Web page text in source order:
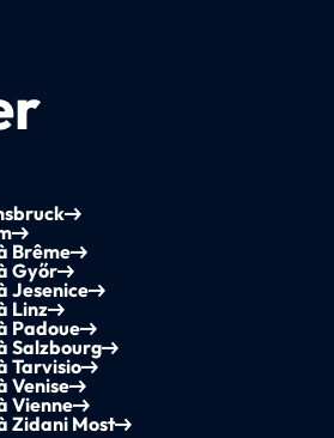
Brême
Győr
Jesenice
Linz
Padoue
Salzbourg
Tarvisio
Venise
Vienne
Zidani Most